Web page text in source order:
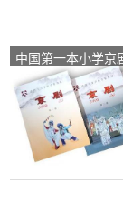
中国第一本小学京
生